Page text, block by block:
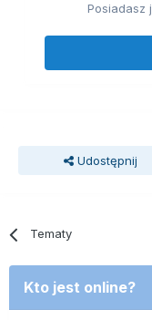
Posiadasz
Udostępnij
Tematy
Kto jest online?